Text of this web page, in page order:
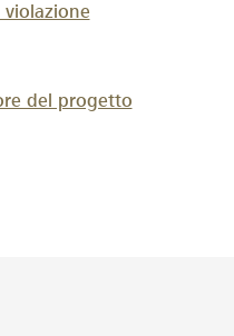
violazione
del progetto